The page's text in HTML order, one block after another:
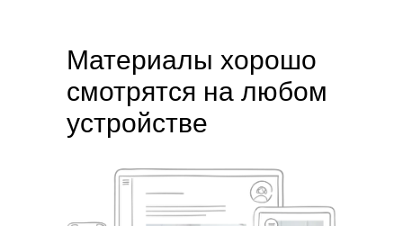
Материалы хорошо
смотрятся на любом
устройстве